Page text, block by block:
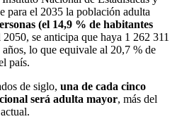
para el 2035 la población adulta
(el 14,9 % de habitantes
2050, se anticipa que haya 1 262 311
lo que equivale al 20,7 % de
país.
de siglo, una de cada cinco
será adulta mayor, más del